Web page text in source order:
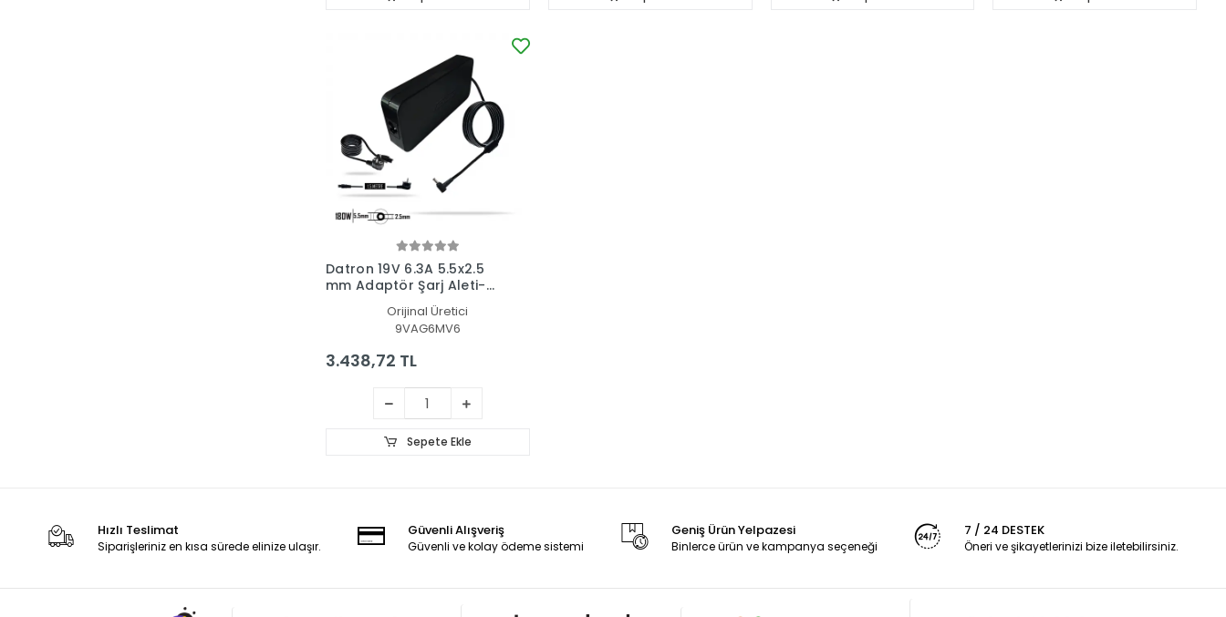
Datron 19V 6.3A 5.5x2.5
mm Adaptör Şarj Aleti-
Orijinal Üretici
9VAG6MV6
3.438,72 TL
Sepete Ekle
Hızlı Teslimat
Siparişleriniz en kısa sürede elinize ulaşır.
Güvenli Alışveriş
Güvenli ve kolay ödeme sistemi
Geniş Ürün Yelpazesi
Binlerce ürün ve kampanya seçeneği
7 / 24 DESTEK
Öneri ve şikayetlerinizi bize iletebilirsiniz.